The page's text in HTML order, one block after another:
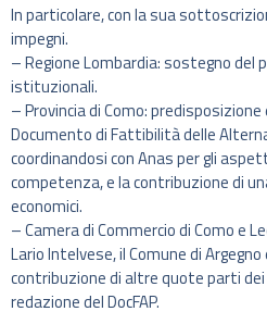
In particolare, con la sua
impegni.
– Regione Lombardia: sostegno del
istituzionali.
– Provincia di Como:
Documento di Fattibilità delle
coordinandosi con Anas per gli
competenza, e la contribuzione di
economici.
– Camera di Commercio di Como e
Lario Intelvese, il Comune di
contribuzione di altre quote parti
redazione del DocFAP.